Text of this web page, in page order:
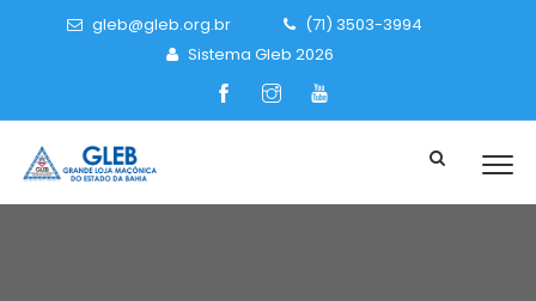
gleb@gleb.org.br
(71) 3503-3994
Sistema Gleb 2026